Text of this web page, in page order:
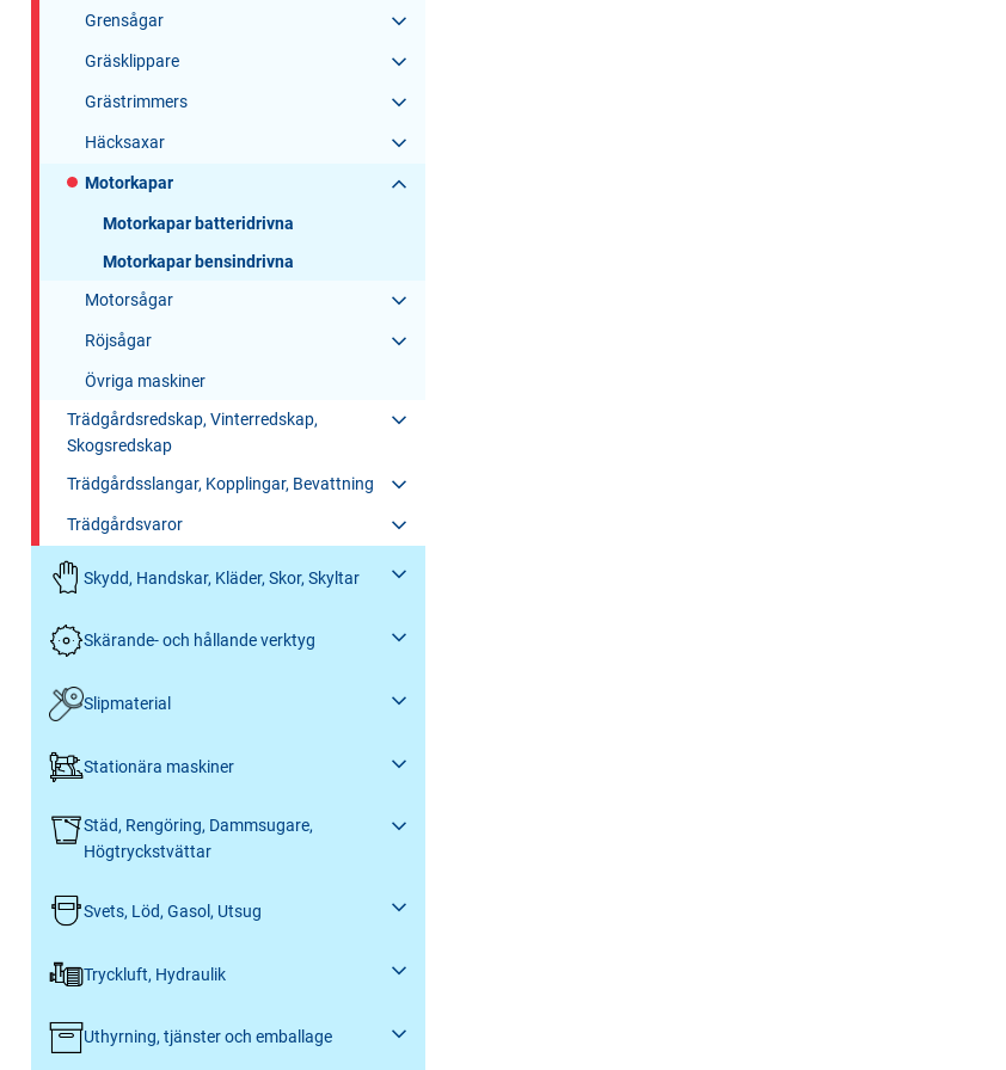
Grensågar
Gräsklippare
Grästrimmers
Häcksaxar
Motorkapar
Motorkapar batteridrivna
Motorkapar bensindrivna
Motorsågar
Röjsågar
Övriga maskiner
Trädgårdsredskap, Vinterredskap,
Skogsredskap
Trädgårdsslangar, Kopplingar, Bevattning
Trädgårdsvaror
Skydd, Handskar, Kläder, Skor, Skyltar
Skärande- och hållande verktyg
Slipmaterial
Stationära maskiner
Städ, Rengöring, Dammsugare,
Högtryckstvättar
Svets, Löd, Gasol, Utsug
Tryckluft, Hydraulik
Uthyrning, tjänster och emballage